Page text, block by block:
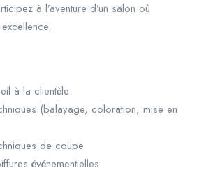
à l’aventure d’un salon où
à la clientèle
(balayage, coloration, mise en
de coupe
événementielles